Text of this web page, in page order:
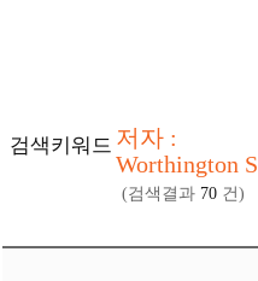
검색키워드 저자 :
Worthington
(검색결과 70 건)